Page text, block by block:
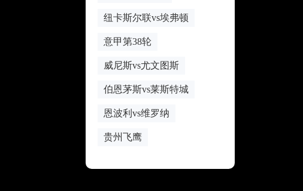
纽卡斯尔联vs埃弗顿
意甲第38轮
威尼斯vs尤文图斯
伯恩茅斯vs莱斯特城
恩波利vs维罗纳
贵州飞鹰